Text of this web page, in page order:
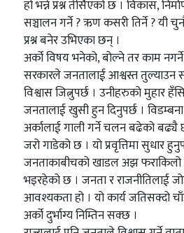
हो भन्ने प्रश्न तेर्सिएको छ । विकास,
सञ्चालन गर्ने ? ऋण कसरी तिर्ने ? यी
प्रश्न बनेर उभिएका छन् ।
अर्को विषय भनेको, बोल्ने तर काम
सरकारले जनतालाई आश्वस्त तुल्याउन
विश्वास जित्नुपर्छ । उनीहरुको मुहार
जनतालाई खुसी हुन दिनुपर्छ ।
अर्कालाई गाली गर्ने चलन बढेको
जरो गाडेको छ । यो प्रवृत्तिमा सुधार
जनताकाबीचको खाडल अझ
भइरहेको छ । जनता र राजनीतिलाई
आवश्यकता हो । यो कार्य जतिसक्दो
अर्को दुर्भाग्य निम्तिन सक्छ ।